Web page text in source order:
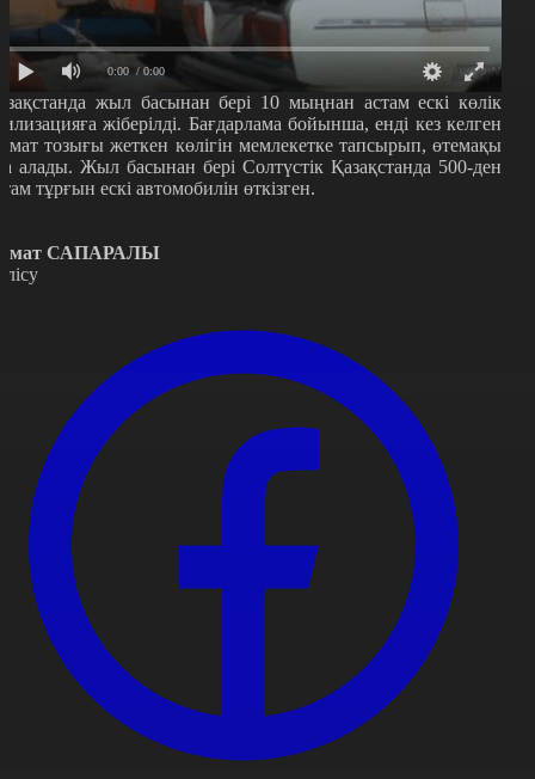
0:00 / 0:00
жыл басынан бері 10 мыңнан астам ескі көлік
жіберілді. Бағдарлама бойынша, енді кез келген
тозығы жеткен көлігін мемлекетке тапсырып, өтемақы
алады. Жыл басынан бері Cолтүстік Қазақстанда 500-ден
тұрғын ескі автомобилін өткізген.
САПАРАЛЫ